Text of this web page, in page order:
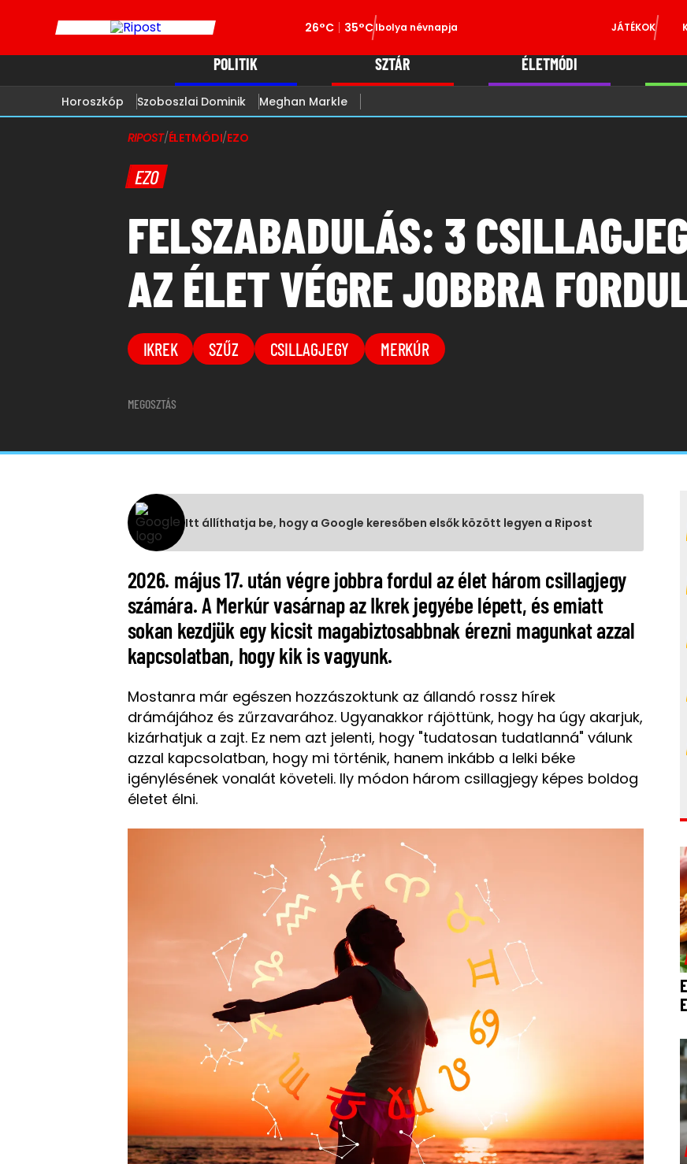
26°C 35°CIbolya névnapja JÁTÉKOK
POLITIK SZTÁR ÉLETMÓDI
Horoszkóp Szoboszlai Dominik Meghan Markle
RIPOST/ÉLETMÓDI/EZO
EZO
FELSZABADULÁS: 3
AZ ÉLET VÉGRE JOBBRA
IKREK SZŰZ CSILLAGJEGY MERKÚR
MEGOSZTÁS
Itt állíthatja be, hogy a Google keresőben elsők között legyen a Ripost
2026. május 17. után végre jobbra fordul az élet három csillagjegy
számára. A Merkúr vasárnap az Ikrek jegyébe lépett, és emiatt
sokan kezdjük egy kicsit magabiztosabbnak érezni magunkat azzal
kapcsolatban, hogy kik is vagyunk.
Mostanra már egészen hozzászoktunk az állandó rossz hírek
drámájához és zűrzavarához. Ugyanakkor rájöttünk, hogy ha úgy akarjuk,
kizárhatjuk a zajt. Ez nem azt jelenti, hogy "tudatosan tudatlanná" válunk
azzal kapcsolatban, hogy mi történik, hanem inkább a lelki béke
igénylésének vonalát követeli. Ily módon három csillagjegy képes boldog
életet élni.